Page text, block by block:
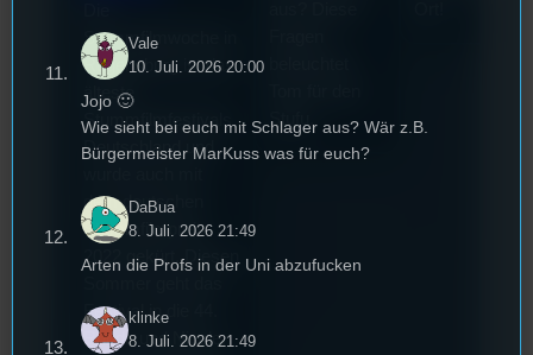
Stummfilmwoche in
Regensburg ist das
älteste
Stummfilmfestivals
Deutschland und
dem deutschen
Stummfilmpreis
2022 gekürt. Diesen
Festival in die 44.
Runde und Nicole,
Stufu.
Vale
10. Juli. 2026 20:00
Jojo 🙂
Wie sieht bei euch mit Schlager aus? Wär z.B.
Bürgermeister MarKuss was für euch?
DaBua
8. Juli. 2026 21:49
Arten die Profs in der Uni abzufucken
klinke
8. Juli. 2026 21:49